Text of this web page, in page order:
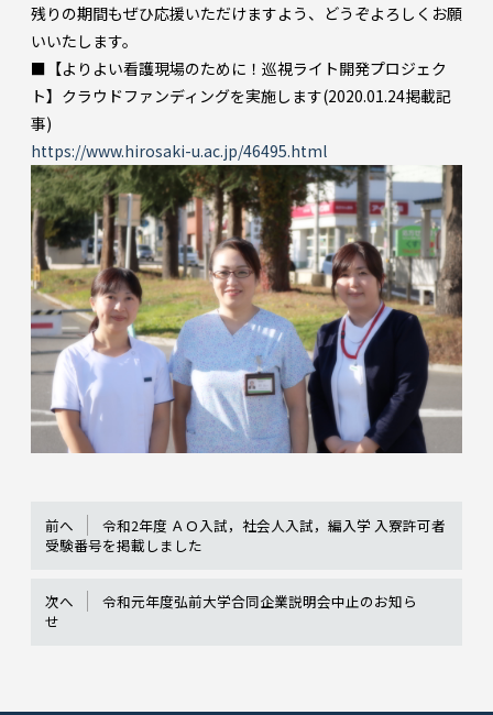
残りの期間もぜひ応援いただけますよう、どうぞよろしくお願
いいたします。
■【よりよい看護現場のために！巡視ライト開発プロジェク
ト】クラウドファンディングを実施します(2020.01.24掲載記
事)
https://www.hirosaki-u.ac.jp/46495.html
前へ
令和2年度 ＡＯ入試，社会人入試，編入学 入寮許可者
受験番号を掲載しました
次へ
令和元年度弘前大学合同企業説明会中止のお知ら
せ